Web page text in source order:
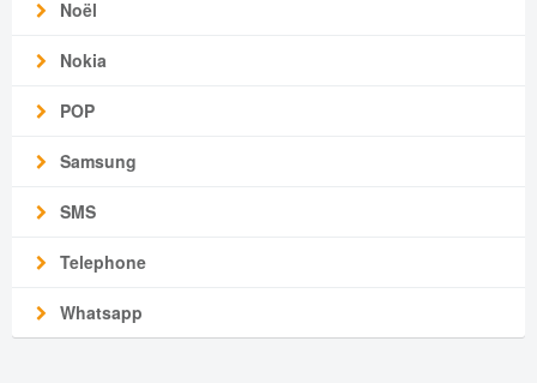
Noël
Nokia
POP
Samsung
SMS
Telephone
Whatsapp